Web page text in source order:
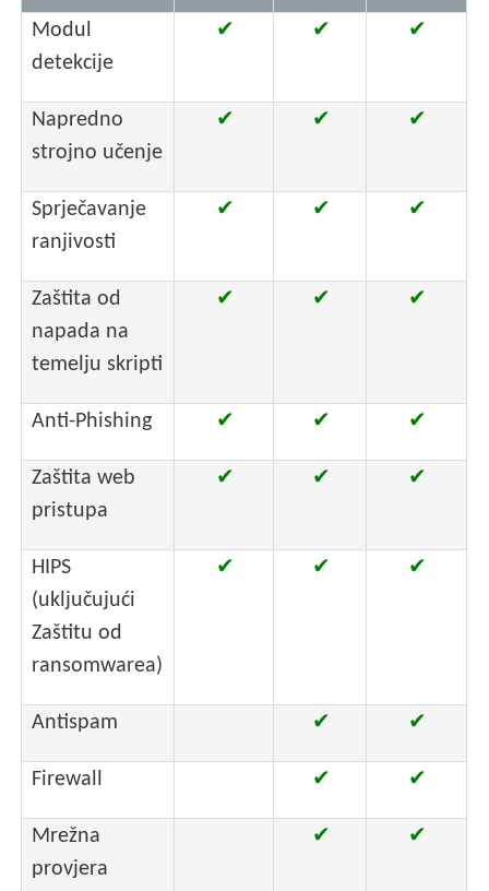
Modul
detekcije
✔ ✔ ✔
Napredno
strojno učenje
✔ ✔ ✔
Sprječavanje
ranjivosti
✔ ✔ ✔
Zaštita od
napada na
temelju skripti
✔ ✔ ✔
Anti-Phishing ✔ ✔ ✔
Zaštita web
pristupa
✔ ✔ ✔
HIPS
(uključujući
Zaštitu od
ransomwarea)
✔ ✔ ✔
Antispam ✔ ✔
Firewall ✔ ✔
Mrežna
provjera
✔ ✔